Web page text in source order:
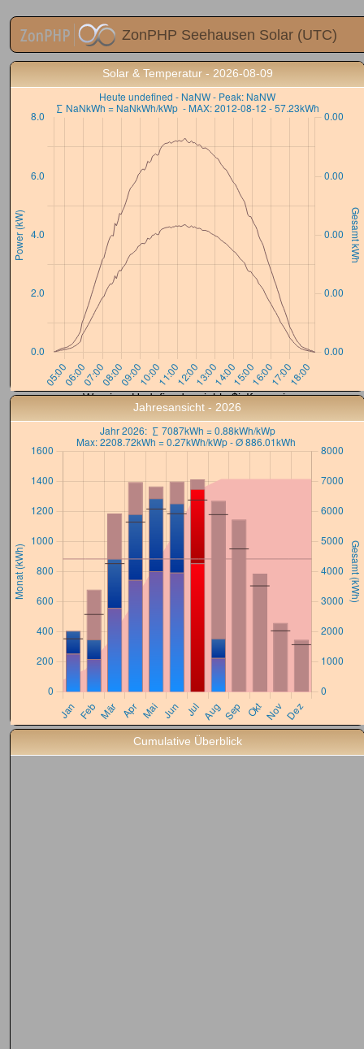
ZonPHP Seehausen Solar (UTC)
Solar & Temperatur - 2026-08-09
Warning: Undefined variable $isIframe in
/home/users/seehausen/www/org/seehausen/solar/charts/day_chart.
phpon line280
Jahresansicht - 2026
Cumulative Überblick